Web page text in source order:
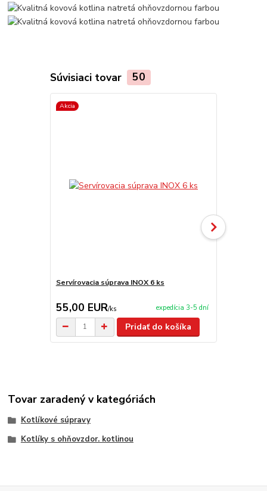
Súvisiaci tovar 50
Akcia
Servírovacia súprava INOX 6 ks
55,00 EUR/ks expedícia 3-5 dní
Pridať do košíka
Tovar zaradený v kategóriách
Kotlíkové súpravy
Kotlíky s ohňovzdor. kotlinou